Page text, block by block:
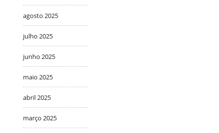
agosto 2025
julho 2025
junho 2025
maio 2025
abril 2025
março 2025